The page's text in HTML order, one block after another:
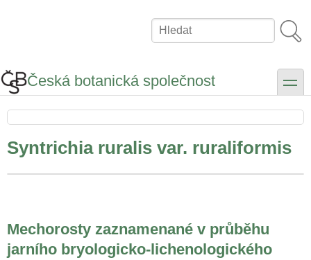
Hledat
Česká botanická společnost toggle
Syntrichia ruralis var. ruraliformis
Mechorosty zaznamenané v průběhu
jarního bryologicko-lichenologického